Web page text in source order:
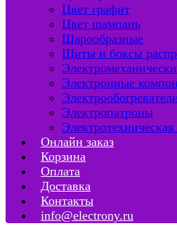
Цвет графит
Цвет шампань
Шарообразные
Щиты и боксы
Электронные
Электропатроны
Онлайн заказ
Корзина
Оплата
Доставка
Контакты
info@electrony.ru